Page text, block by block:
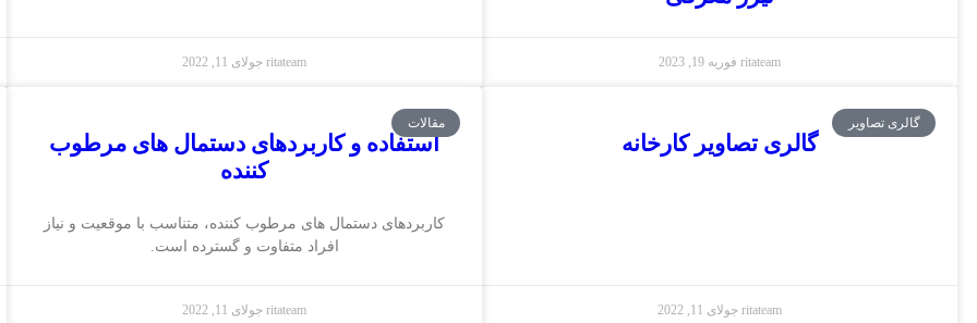
ritateam فوریه 19, 2023 ritateam جولای 11, 2022
گالری تصاویر
گالری تصاویر کارخانه
ritateam جولای 11, 2022
مقالات
استفاده و کاربردهای دستمال های مرطوب
کننده
کاربردهای دستمال های مرطوب کننده، متناسب با موقعیت و نیاز
افراد متفاوت و گسترده است.
ritateam جولای 11, 2022